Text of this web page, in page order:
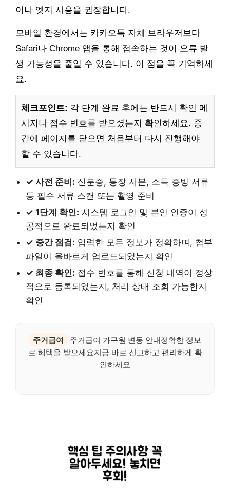
이나 엣지 사용을 권장합니다.
모바일 환경에서는 카카오톡 자체 브라우저보다
Safari나 Chrome 앱을 통해 접속하는 것이 오류 발
생 가능성을 줄일 수 있습니다. 이 점을 꼭 기억하세
요.
체크포인트: 각 단계 완료 후에는 반드시 확인 메
시지나 접수 번호를 받으셨는지 확인하세요. 중
간에 페이지를 닫으면 처음부터 다시 진행해야
할 수 있습니다.
✓ 사전 준비: 신분증, 통장 사본, 소득 증빙 서류
등 필수 서류 스캔 또는 촬영 준비
✓ 1단계 확인: 시스템 로그인 및 본인 인증이 성
공적으로 완료되었는지 확인
✓ 중간 점검: 입력한 모든 정보가 정확하며, 첨부
파일이 올바르게 업로드되었는지 확인
✓ 최종 확인: 접수 번호를 통해 신청 내역이 정상
적으로 등록되었는지, 처리 상태 조회 가능한지
확인
주거급여
주거급여 가구원 변동 안내정확한 정보
로 혜택을 받으세요지금 바로 신고하고 편리하게 확
인하세요